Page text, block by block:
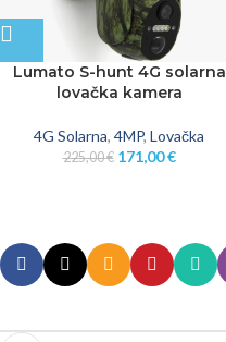
Lumato S-hunt 4G solarna
lovačka kamera
4G Solarna, 4MP, Lovačka
225,00€ 171,00€